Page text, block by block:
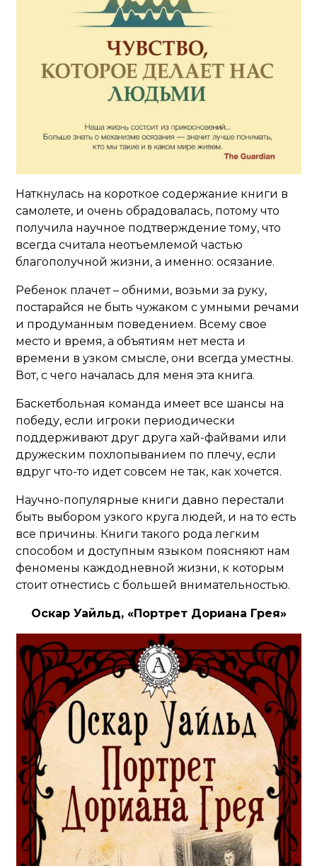
Наткнулась на короткое содержание книги в
самолете, и очень обрадовалась, потому что
получила научное подтверждение тому, что
всегда считала неотъемлемой частью
благополучной жизни, а именно: осязание.
Ребенок плачет – обними, возьми за руку,
постарайся не быть чужаком с умными речами
и продуманным поведением. Всему свое
место и время, а объятиям нет места и
времени в узком смысле, они всегда уместны.
Вот, с чего началась для меня эта книга.
Баскетбольная команда имеет все шансы на
победу, если игроки периодически
поддерживают друг друга хай-файвами или
дружеским похлопыванием по плечу, если
вдруг что-то идет совсем не так, как хочется.
Научно-популярные книги давно перестали
быть выбором узкого круга людей, и на то есть
все причины. Книги такого рода легким
способом и доступным языком поясняют нам
феномены каждодневной жизни, к которым
стоит отнестись с большей внимательностью.
Оскар Уайльд, «Портрет Дориана Грея»